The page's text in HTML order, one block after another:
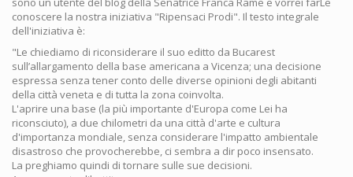
conoscere la nostra iniziativa "Ripensaci Prodi". Il testo integrale
dell'iniziativa è:
"Le chiediamo di riconsiderare il suo editto da Bucarest
sull’allargamento della base americana a Vicenza; una decisione
espressa senza tener conto delle diverse opinioni degli abitanti
della città veneta e di tutta la zona coinvolta.
L'aprire una base (la più importante d'Europa come Lei ha
riconsciuto), a due chilometri da una città d'arte e cultura
d'importanza mondiale, senza considerare l'impatto ambientale
disastroso che provocherebbe, ci sembra a dir poco insensato.
La preghiamo quindi di tornare sulle sue decisioni.